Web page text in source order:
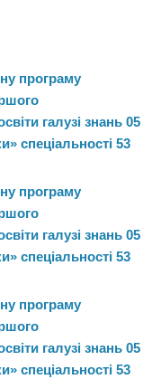
програму
галузі знань 05
спеціальності 53
програму
галузі знань 05
спеціальності 53
програму
галузі знань 05
спеціальності 53